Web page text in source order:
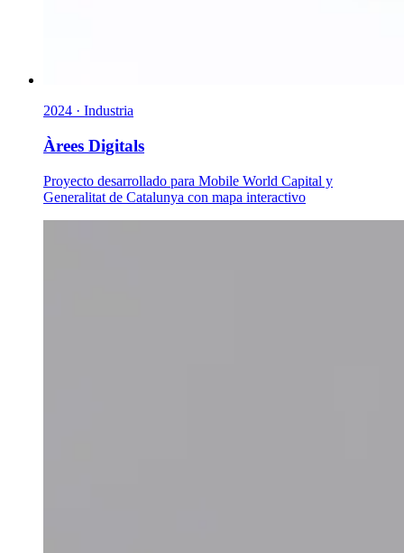
2024 · Industria
Àrees Digitals
Proyecto desarrollado para Mobile World Capital y
Generalitat de Catalunya con mapa interactivo